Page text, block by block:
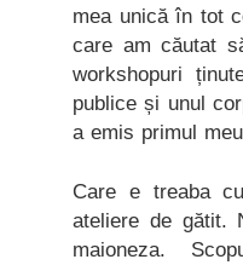
mea unică în tot
care am căutat
workshopuri
publice și unul
a emis primul
Care e treaba
ateliere de
maioneza.